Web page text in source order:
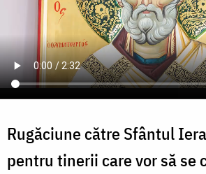
Rugăciune către Sfântul
pentru tinerii care vor să se